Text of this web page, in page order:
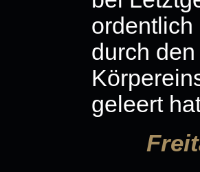
durch
geleert